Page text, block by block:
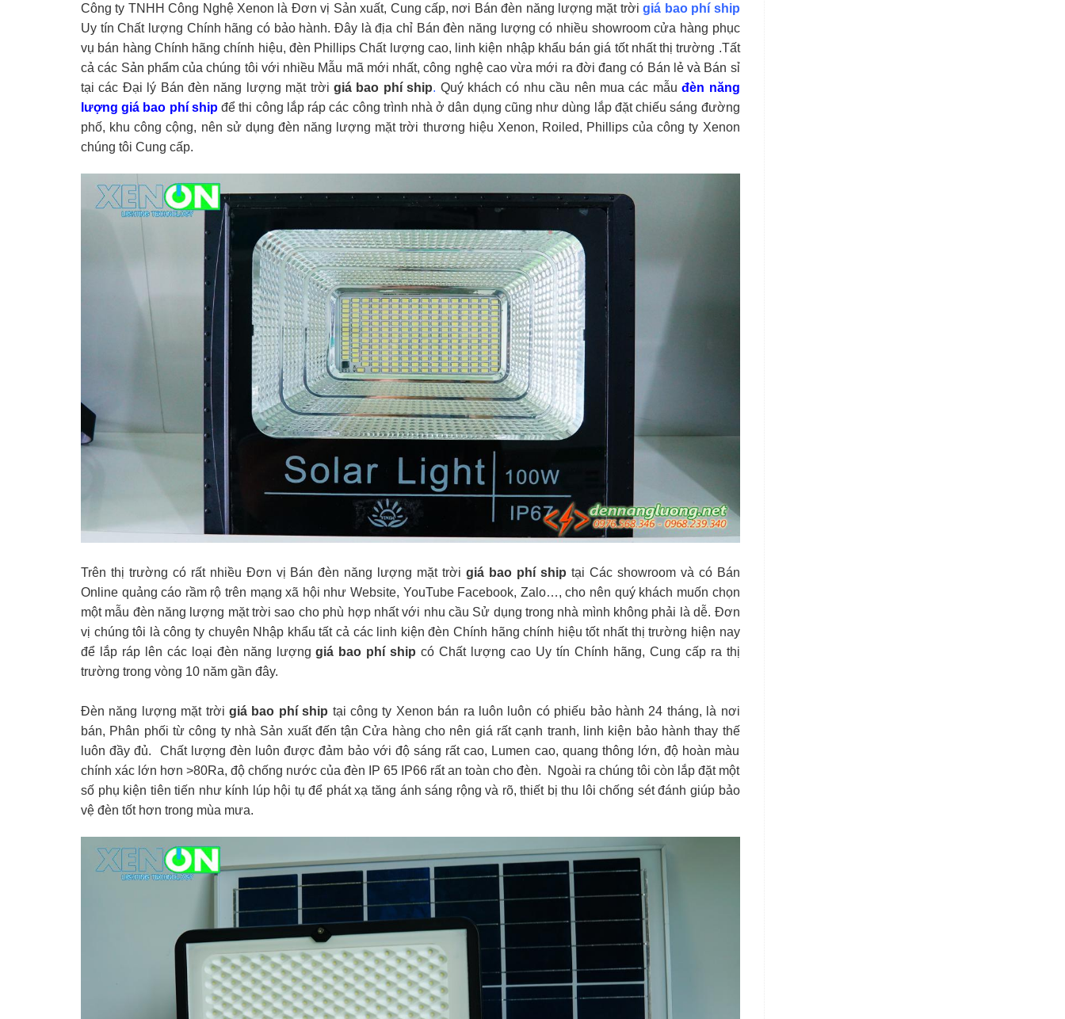
Công ty TNHH Công Nghệ Xenon là Đơn vị Sản xuất, Cung cấp, nơi Bán đèn năng lượng mặt trờigiá bao phí ship
Uy tín Chất lượng Chính hãng có bảo hành. Đây là địa chỉ Bán đèn năng lượng có nhiều showroom cửa hàng phục
vụ bán hàng Chính hãng chính hiệu, đèn Phillips Chất lượng cao, linh kiện nhập khẩu bán giá tốt nhất thị trường .Tất
cả các Sản phẩm của chúng tôi với nhiều Mẫu mã mới nhất, công nghệ cao vừa mới ra đời đang có Bán lẻ và Bán sỉ
tại các Đại lý Bán đèn năng lượng mặt trời giá bao phí ship. Quý khách có nhu cầu nên mua các mẫu đèn năng
lượng giá bao phí shipđể thi công lắp ráp các công trình nhà ở dân dụng cũng như dùng lắp đặt chiếu sáng đường
phố, khu công cộng, nên sử dụng đèn năng lượng mặt trời thương hiệu Xenon, Roiled, Phillips của công ty Xenon
chúng tôi Cung cấp.
Trên thị trường có rất nhiều Đơn vị Bán đèn năng lượng mặt trờigiá bao phí ship tại Các showroom và có Bán
Online quảng cáo rầm rộ trên mạng xã hội như Website, YouTube Facebook, Zalo…, cho nên quý khách muốn chọn
một mẫu đèn năng lượng mặt trời sao cho phù hợp nhất với nhu cầu Sử dụng trong nhà mình không phải là dễ. Đơn
vị chúng tôi là công ty chuyên Nhập khẩu tất cả các linh kiện đèn Chính hãng chính hiệu tốt nhất thị trường hiện nay
để lắp ráp lên các loại đèn năng lượnggiá bao phí ship có Chất lượng cao Uy tín Chính hãng, Cung cấp ra thị
trường trong vòng 10 năm gần đây.
Đèn năng lượng mặt trời giá bao phí ship tại công ty Xenon bán ra luôn luôn có phiếu bảo hành 24 tháng, là nơi
bán, Phân phối từ công ty nhà Sản xuất đến tận Cửa hàng cho nên giá rất cạnh tranh, linh kiện bảo hành thay thế
luôn đầy đủ. Chất lượng đèn luôn được đảm bảo với độ sáng rất cao, Lumen cao, quang thông lớn, độ hoàn màu
chính xác lớn hơn >80Ra, độ chống nước của đèn IP 65 IP66 rất an toàn cho đèn. Ngoài ra chúng tôi còn lắp đặt một
số phụ kiện tiên tiến như kính lúp hội tụ để phát xạ tăng ánh sáng rộng và rõ, thiết bị thu lôi chống sét đánh giúp bảo
vệ đèn tốt hơn trong mùa mưa.